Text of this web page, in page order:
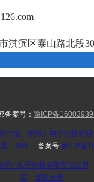
淇滨区泰山路北段
备案号： 豫ICP备
伟业（鹤壁）电子科技有限
XML 备案号:豫ICP备
壁）电子科技有限责任公司
容
铁路专用